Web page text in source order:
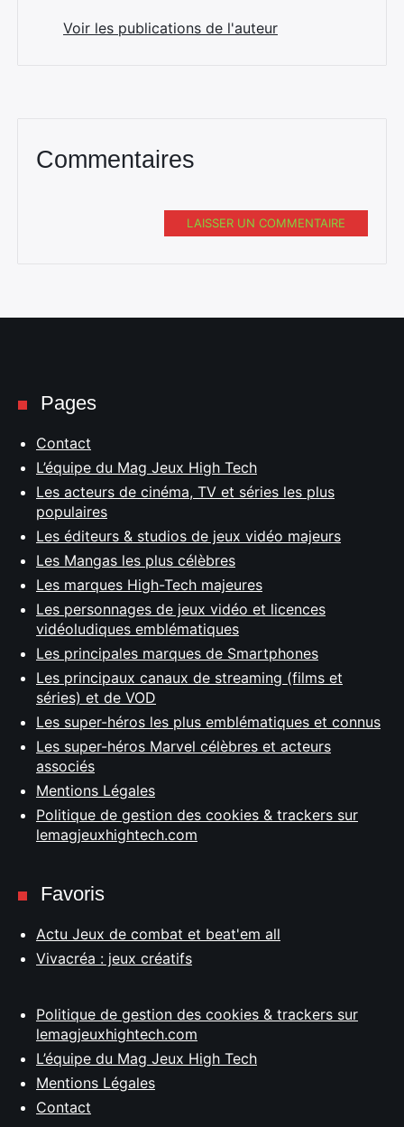
Voir les publications de l'auteur
Commentaires
LAISSER UN COMMENTAIRE
Pages
Contact
L’équipe du Mag Jeux High Tech
Les acteurs de cinéma, TV et séries les plus
populaires
Les éditeurs & studios de jeux vidéo majeurs
Les Mangas les plus célèbres
Les marques High-Tech majeures
Les personnages de jeux vidéo et licences
vidéoludiques emblématiques
Les principales marques de Smartphones
Les principaux canaux de streaming (films et
séries) et de VOD
Les super-héros les plus emblématiques et connus
Les super-héros Marvel célèbres et acteurs
associés
Mentions Légales
Politique de gestion des cookies & trackers sur
lemagjeuxhightech.com
Favoris
Actu Jeux de combat et beat'em all
Vivacréa : jeux créatifs
Politique de gestion des cookies & trackers sur
lemagjeuxhightech.com
L’équipe du Mag Jeux High Tech
Mentions Légales
Contact